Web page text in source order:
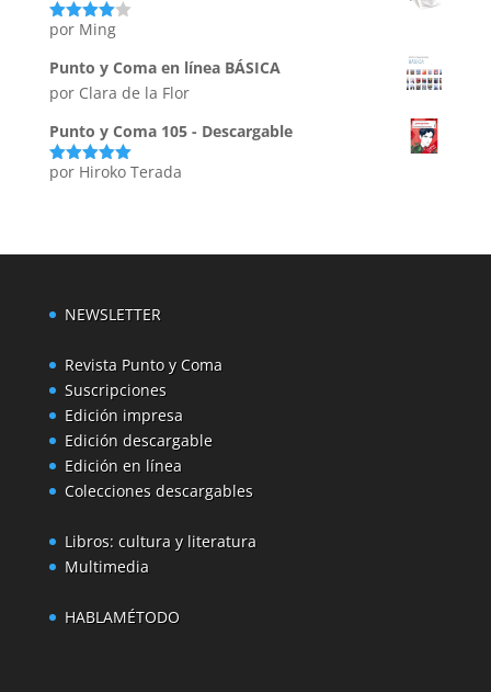
Valorado
5
por Ming
Punto y Coma en línea BÁSICA
por Clara de la Flor
Punto y Coma 105 - Descargable
Valorado
por Hiroko Terada
NEWSLETTER
Revista Punto y Coma
Suscripciones
Edición impresa
Edición descargable
Edición en línea
Colecciones descargables
Libros: cultura y literatura
Multimedia
HABLAMÉTODO